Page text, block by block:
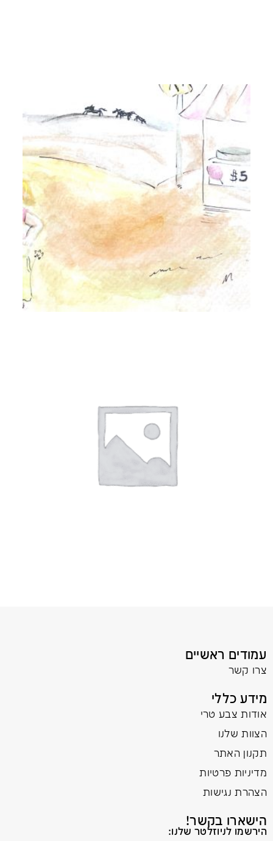
עמודים ראשיים
צרו קשר
מידע כללי
אודות צבע טרי
הצוות שלנו
תקנון האתר
מדיניות פרטיות
הצהרת נגישות
הישארו בקשר!
הירשמו לניוזלטר שלנו: